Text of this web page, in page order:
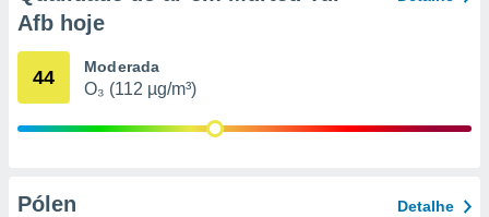
qual se
seu
ou opor-
Afb hoje
44 Moderada
O₃ (112 µg/m³)
Pólen Detalhe